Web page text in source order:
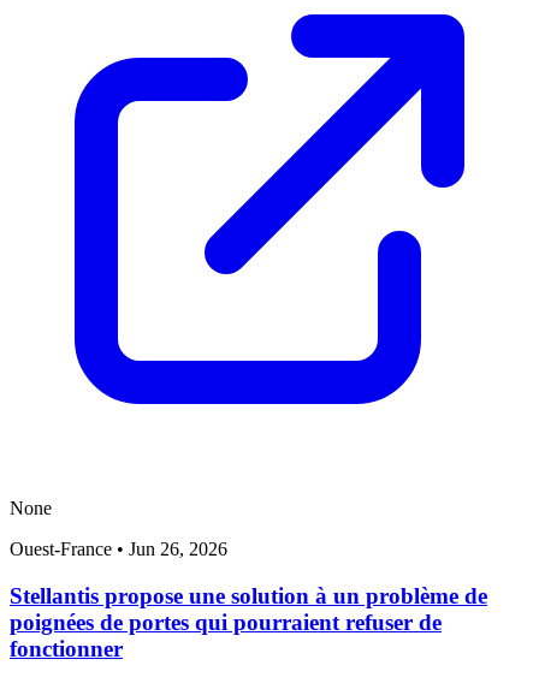
None
Ouest-France • Jun 26, 2026
Stellantis propose une solution à un problème de
poignées de portes qui pourraient refuser de
fonctionner